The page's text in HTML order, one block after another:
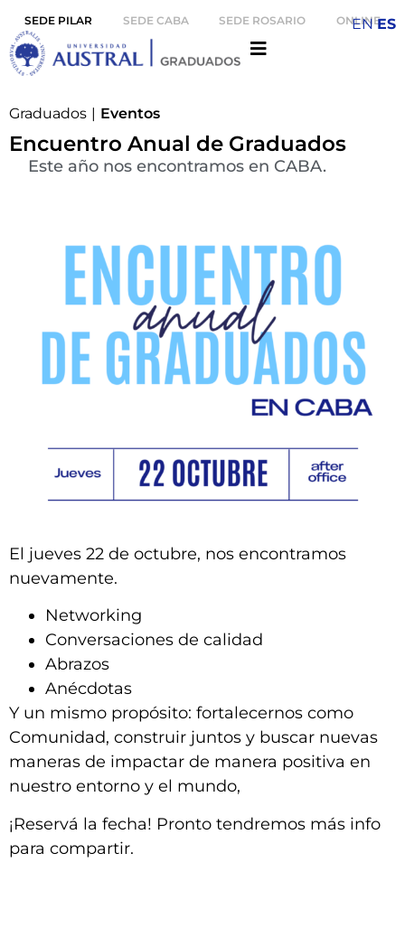
SEDE PILAR SEDE CABA SEDE ROSARIO ONLINE
Graduados | Eventos
Encuentro Anual de Graduados
Este año nos encontramos en CABA.
El jueves 22 de octubre, nos encontramos
nuevamente.
Networking
Conversaciones de calidad
Abrazos
Anécdotas
Y un mismo propósito: fortalecernos como
Comunidad, construir juntos y buscar nuevas
maneras de impactar de manera positiva en
nuestro entorno y el mundo,
¡Reservá la fecha! Pronto tendremos más info
para compartir.
EN ES